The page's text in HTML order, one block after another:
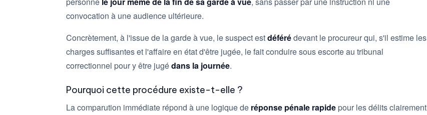
convocation à une audience ultérieure.
Concrètement, à l'issue de la garde à vue, le suspect estdéférédevant le procureur qui, s'il estime les
charges suffisantes et l'affaire en état d'être jugée, le fait conduire sous escorte au tribunal
correctionnel pour y être jugédans la journée.
Pourquoi cette procédure existe-t-elle ?
La comparution immédiate répond à une logique de réponse pénale rapide pour les délits clairement